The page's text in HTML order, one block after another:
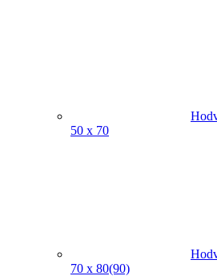
50 x 70
70 x 80(90)